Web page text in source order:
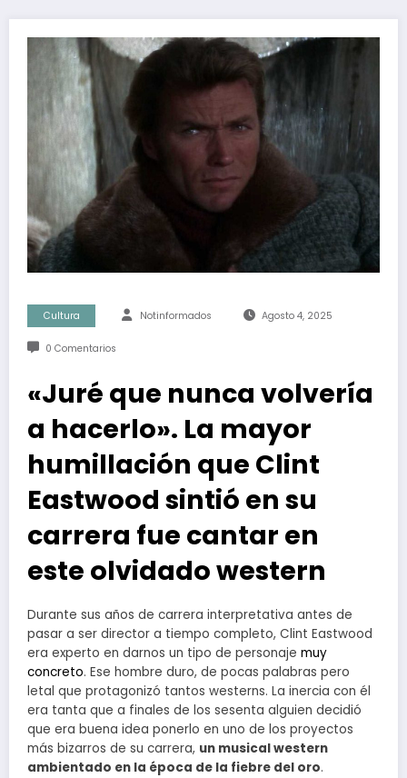
Cultura Notinformados Agosto 4, 2025
0 Comentarios
«Juré que nunca volvería
a hacerlo». La mayor
humillación que Clint
Eastwood sintió en su
carrera fue cantar en
este olvidado western
Durante sus años de carrera interpretativa antes de
pasar a ser director a tiempo completo, Clint Eastwood
era experto en darnos un tipo de personaje muy
concreto. Ese hombre duro, de pocas palabras pero
letal que protagonizó tantos westerns. La inercia con él
era tanta que a finales de los sesenta alguien decidió
que era buena idea ponerlo en uno de los proyectos
más bizarros de su carrera, un musical western
ambientado en la época de la fiebre del oro.